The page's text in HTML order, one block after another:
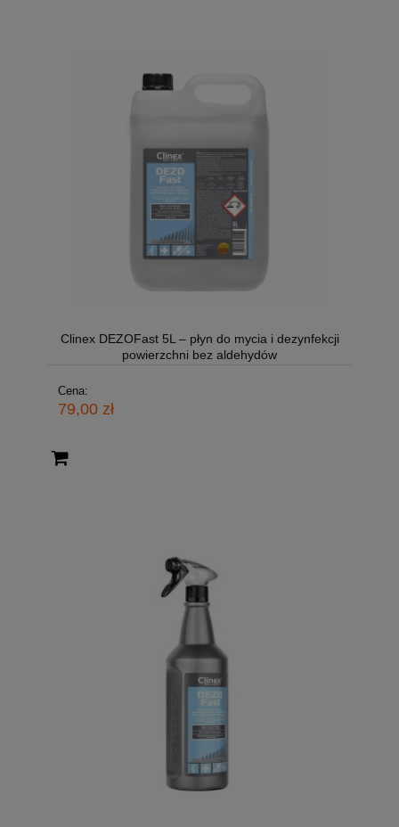
Clinex DEZOFast 5L – płyn do mycia i dezynfekcji
powierzchni bez aldehydów
Cena:
79,00 zł